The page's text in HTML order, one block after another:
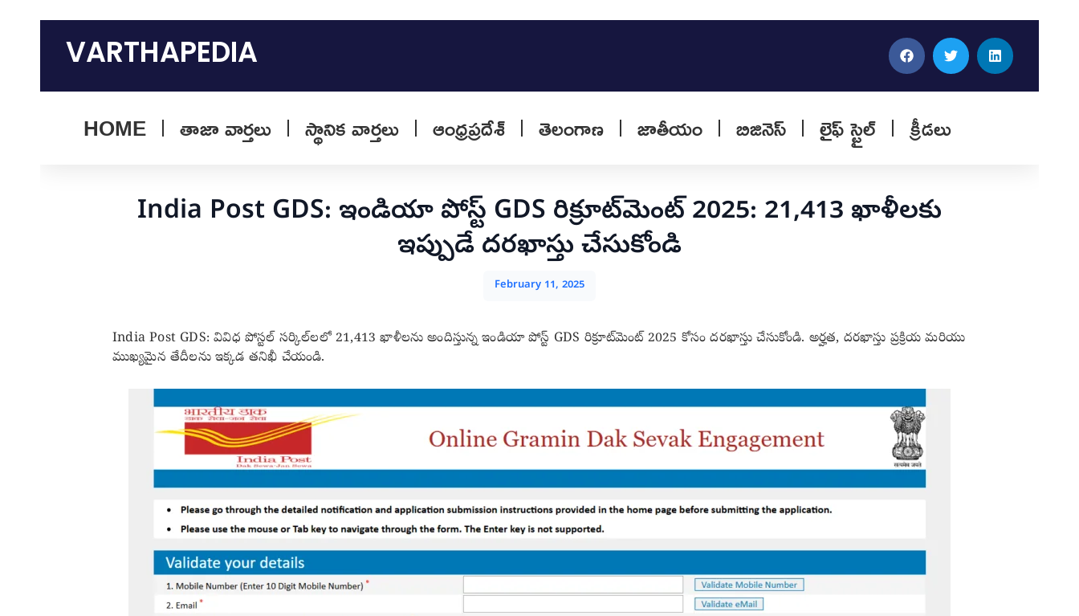
contentVARTHAPEDIA
HOME
తాజా వార్తలు స్థానిక వార్తలు ఆంధ్రప్రదేశ్ తెలంగాణ జాతీయం బిజినెస్ లైఫ్ స్టైల్ క్రీడలు
India Post GDS: ఇండియా పోస్ట్ GDS రిక్రూట్‌మెంట్ 2025: 21,413 ఖాళీలకు
ఇప్పుడే దరఖాస్తు చేసుకోండి
February 11, 2025
India Post GDS: వివిధ పోస్టల్ సర్కిల్‌లలో 21,413 ఖాళీలను అందిస్తున్న ఇండియా పోస్ట్ GDS రిక్రూట్‌మెంట్ 2025 కోసం దరఖాస్తు చేసుకోండి. అర్హత, దరఖాస్తు ప్రక్రియ మరియు
ముఖ్యమైన తేదీలను ఇక్కడ తనిఖీ చేయండి.